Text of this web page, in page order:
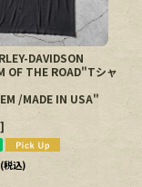
DAVIDSON
OF THE ROAD"Tシャ
/MADE IN USA"
]
(税込)